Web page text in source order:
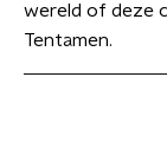
wereld of deze
Tentamen.